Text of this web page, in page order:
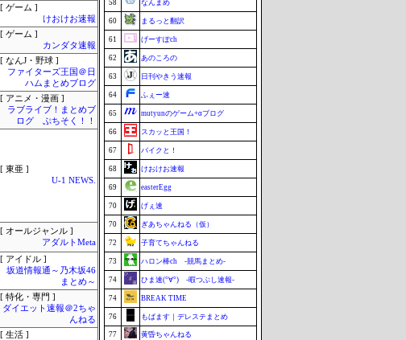
[ ゲーム ]
けおけお速報
[ ゲーム ]
カンダタ速報
[ なんJ・野球 ]
ファイターズ王国＠日
ハムまとめブログ
[ アニメ・漫画 ]
ラブライブ！まとめブ
ログ ぷちそく！！
[ 東亜 ]
U-1 NEWS.
[ オールジャンル ]
アダルトMeta
[ アイドル ]
坂道情報通～乃木坂46
まとめ～
[ 特化・専門 ]
ダイエット速報＠2ちゃ
んねる
[ 生活 ]
58 なんまめ
60 まるっと翻訳
61 げーすぽch
62 あのころの
63 日刊やきう速報
64 ふぇー速
65 mutyunのゲーム+αブログ
66 スカッと王国！
67 バイクと！
68 けおけお速報
69 easterEgg
70 げぇ速
70 ぎあちゃんねる（仮）
72 子育てちゃんねる
73 ハロン棒ch -競馬まとめ-
74 ひま速(°∀°) -暇つぶし速報-
74 BREAK TIME
76 もばます｜デレステまとめ
77 黄昏ちゃんねる